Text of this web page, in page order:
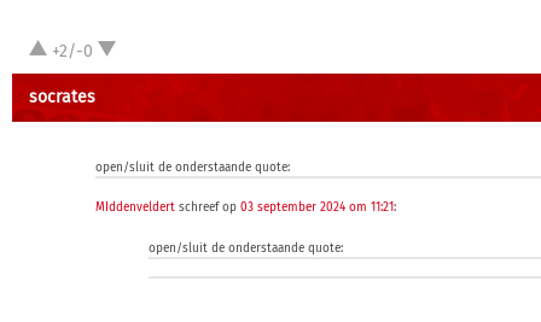
+2/-0
socrates
open/sluit de onderstaande quote:
MIddenveldert schreef op03 september 2024 om 11:21:
open/sluit de onderstaande quote: